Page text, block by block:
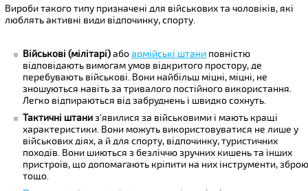
Вироби такого типу призначені для військових та чоловіків, які
люблять активні види відпочинку, спорту.
Військові (мілітарі)абоармійські штани повністю
відповідають вимогам умов відкритого простору, де
перебувають військові. Вони найбільш міцні, міцні, не
зношуються навіть за тривалого постійного використання.
Легко відпираються від забруднень і швидко сохнуть.
Тактичні штаниз'явилися за військовими і мають кращі
характеристики. Вони можуть використовуватися не лише у
військових діях, а й для спорту, відпочинку, туристичних
походів. Вони шиються з безліччю зручних кишень та інших
пристроїв, що допомагають кріпити на них інструменти,
тощо.